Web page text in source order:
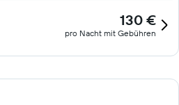
130 €
pro Nacht mit Gebühren